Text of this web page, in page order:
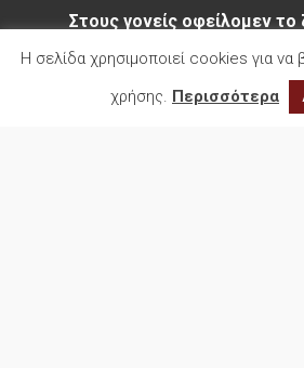
Στους γονείς οφείλομεν το
διδασκάλους το ευ ζην (κα
Πριόβολου – ΤΟ ΒΗΜΑ»
Η σελίδα χρησιμοποιεί cookies για να
χρήσης. Περισσότερα